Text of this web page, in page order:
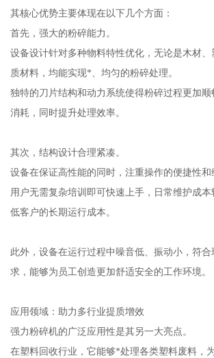
其核心优势主要体现在以下几个方面：
首先，强大的粉碎能力。
设备设计针对多种物料特性优化，无论是木材
质材料，均能实现*、均匀的粉碎处理。
独特的刀片结构和动力系统使得粉碎过程更加
消耗，同时提升处理效率。
其次，结构设计合理紧凑。
设备在保证高性能的同时，注重操作的便捷性和
用户无需复杂培训即可快速上手，日常维护成
低客户的长期运行成本。
此外，设备在运行过程中噪音低、振动小，符
求，能够为员工创造更加舒适安全的工作环境。
应用领域：助力多行业提质增效
强力粉碎机的广泛应用性是其另一大亮点。
在塑料回收行业，它能够*处理各类塑料废料，